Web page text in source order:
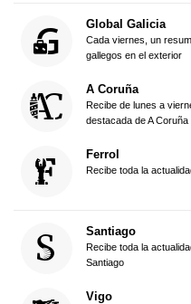
Global Galicia
Cada viernes, un
gallegos en el exterior
A Coruña
Recibe de lunes a
destacada de A Coruña
Ferrol
Recibe toda la
Santiago
Recibe toda la
Santiago
Vigo